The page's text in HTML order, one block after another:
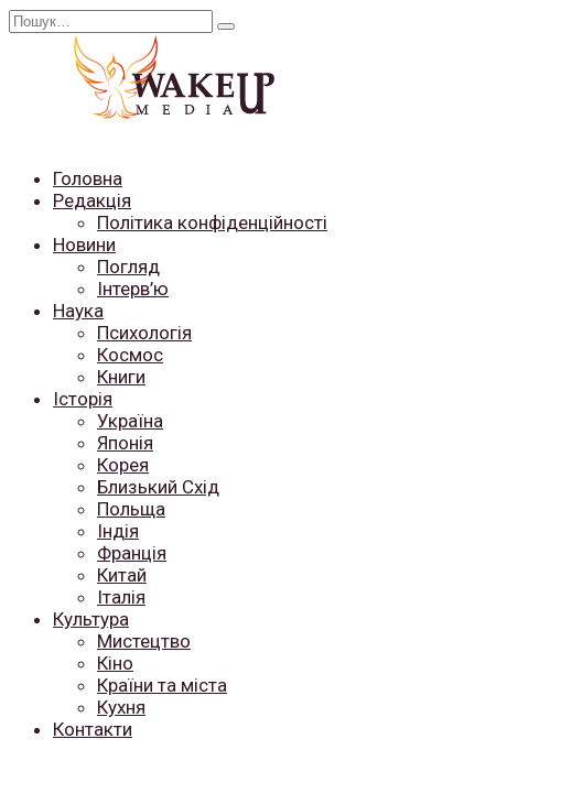
Перейти
Search
Головна
Редакція
Політика конфіденційності
Новини
Погляд
Інтерв’ю
Наука
Психологія
Космос
Книги
Історія
Україна
Японія
Корея
Близький Схід
Польща
Індія
Франція
Китай
Італія
Культура
Мистецтво
Кіно
Країни та міста
Кухня
Контакти